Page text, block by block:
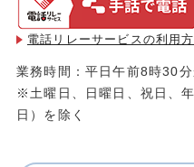
電話リレーサービスの利用
業務時間：平日午前8時30
※土曜日、日曜日、祝日、
日）を除く